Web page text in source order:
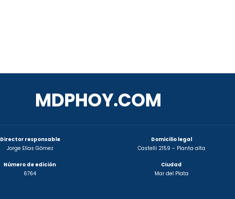
MDPHOY.COM
Director responsable
Jorge Elías Gómez
Número de edición
6764
Domicilio legal
Castelli 2159 – Planta alta
Ciudad
Mar del Plata